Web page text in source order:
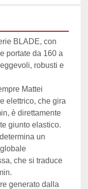
BLADE, con
portate da 160 a
robusti e
Mattei
elettrico, che gira
è direttamente
giunto elastico.
un
che si traduce
generato dalla